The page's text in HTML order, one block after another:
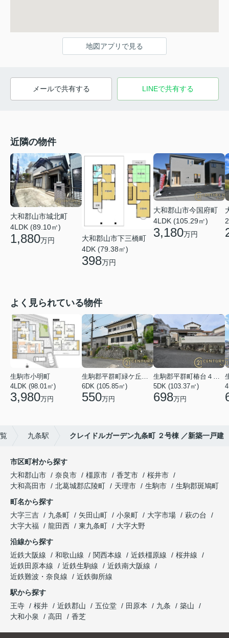
地図アプリで見る
メールで共有する LINEで共有する
近隣の物件
大和郡山市城北町
4LDK (89.10㎡)
1,880万円
大和郡山市下三橋町
4DK (79.38㎡)
398万円
大和郡山市今国府町
4LDK (105.29㎡)
3,180万円
よく見られている物件
生駒市小明町
4LDK (98.01㎡)
3,980万円
生駒郡平群町緑ケ丘５丁目
6DK (105.85㎡)
550万円
生駒郡平群町椿台４丁目
5DK (103.37㎡)
698万円
九条駅 クレイドルガーデン九条町 ２号棟 ／新築一戸建
市区町村から探す
大和郡山市
奈良市 橿原市 香芝市
桜井市
大和高田市
北葛城郡広陵町 天理市 生駒市
生駒郡斑鳩町
町名から探す
大字三吉
九条町 矢田山町 小泉町 大字市場
萩の台
大字大福
龍田西 東九条町
大字大野
沿線から探す
近鉄大阪線
和歌山線 関西本線 近鉄橿原線
桜井線
近鉄田原本線
近鉄生駒線
近鉄南大阪線
近鉄難波・奈良線
近鉄御所線
駅から探す
王寺
桜井 近鉄郡山 五位堂 田原本 九条
築山
大和小泉
高田 香芝